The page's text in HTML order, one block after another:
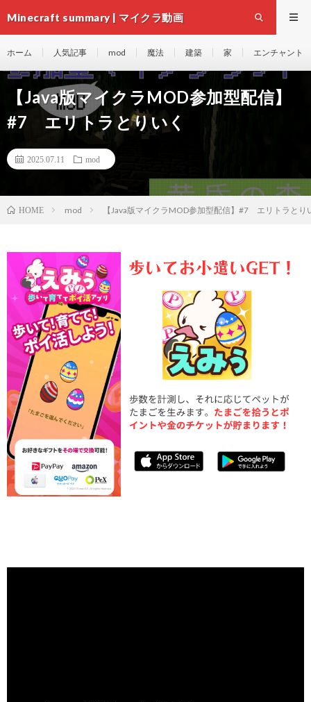
Minecraft summary | マイクラ動画
ホーム 人気記事 mod 魔法 建築 家 エンチャント
【Java版マイクラMOD参加型配信】
#7 エリトラとりいく
2025.07.11 mod
HOME mod 【Java版マイクラMOD参加型配信】#7 エリトラとり